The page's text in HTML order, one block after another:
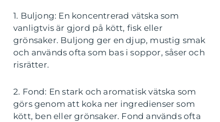
1. Buljong: En koncentrerad vätska som
vanligtvis är gjord på kött, fisk eller
grönsaker. Buljong ger en djup, mustig smak
och används ofta som bas i soppor, såser och
risrätter.
2. Fond: En stark och aromatisk vätska som
görs genom att koka ner ingredienser som
kött, ben eller grönsaker. Fond används ofta